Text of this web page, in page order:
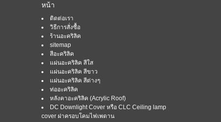
หน้า
ติดต่อเรา
วิธีการสั่งซื้อ
ร้านอะคริลิค
sitemap
สีอะคริลิค
แผ่นอะคริลิค สีใส
แผ่นอะคริลิค สีขาว
แผ่นอะคริลิค สีต่างๆ
ท่ออะคริลิค
หลังคาอะคริลิค (Acrylic Roof)
DC Downlight Cover หรือ CLC Ceiling lamp
cover ฝาครอบโคมไฟเพดาน